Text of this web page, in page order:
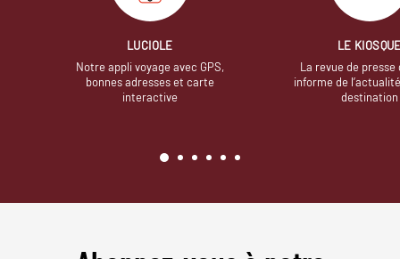
LUCIOLE
Notre appli voyage avec GPS,
bonnes adresses et carte
interactive
LE
La revue de presse
informe de
destination